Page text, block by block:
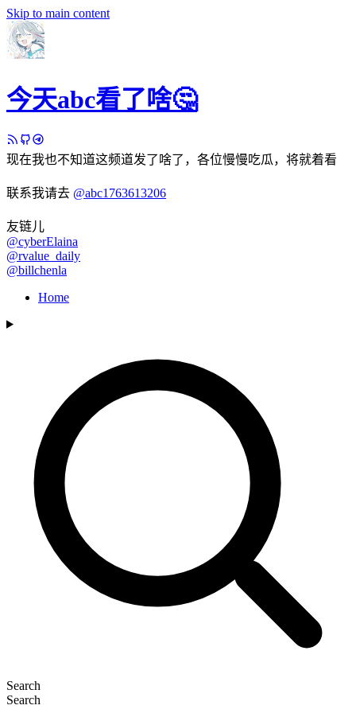
Skip to main content
今天abc看了啥🤔
现在我也不知道这频道发了啥了，各位慢慢吃瓜，将就着看
联系我请去 @abc1763613206
友链儿
@cyberElaina
@rvalue_daily
@billchenla
Home
Search
Search